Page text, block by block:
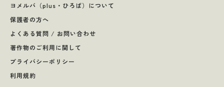
ヨメルバ（plus・ひろば）について
保護者の方へ
よくある質問 / お問い合わせ
著作物のご利用に関して
プライバシーポリシー
利用規約